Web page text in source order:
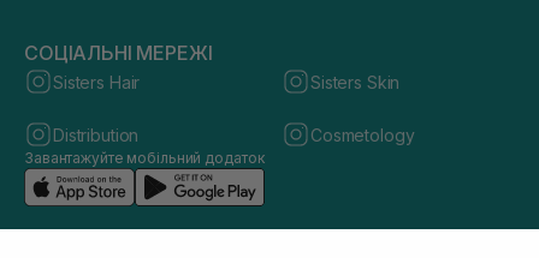
СОЦІАЛЬНІ МЕРЕЖІ
Sisters Hair Sisters Skin
Distribution Cosmetology
Завантажуйте мобільний додаток